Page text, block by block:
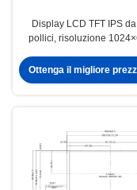
Display LCD TFT IPS
pollici, risoluzione
a due ruote
Ottenga il migliore